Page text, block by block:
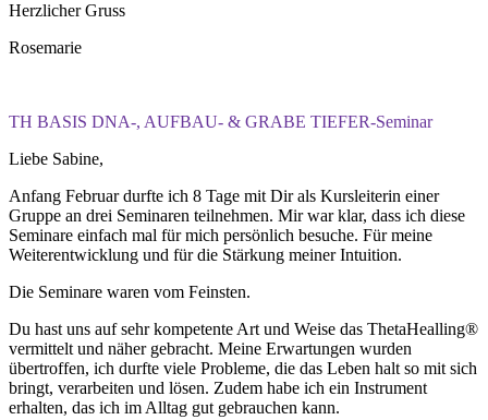
Herzlicher Gruss
Rosemarie
TH BASIS DNA-, AUFBAU- & GRABE TIEFER-Seminar
Liebe Sabine,
Anfang Februar durfte ich 8 Tage mit Dir als Kursleiterin einer
Gruppe an drei Seminaren teilnehmen. Mir war klar, dass ich diese
Seminare einfach mal für mich persönlich besuche. Für meine
Weiterentwicklung und für die Stärkung meiner Intuition.
Die Seminare waren vom Feinsten.
Du hast uns auf sehr kompetente Art und Weise das ThetaHealling®
vermittelt und näher gebracht. Meine Erwartungen wurden
übertroffen, ich durfte viele Probleme, die das Leben halt so mit sich
bringt, verarbeiten und lösen. Zudem habe ich ein Instrument
erhalten, das ich im Alltag gut gebrauchen kann.